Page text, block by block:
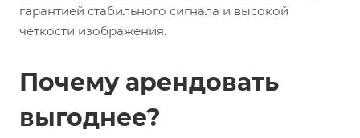
гарантией стабильного сигнала и высокой
четкости изображения.
Почему арендовать
выгоднее?